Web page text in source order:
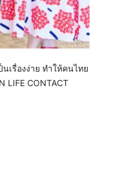
เรื่องง่าย ทำให้คนไทย
LIFE CONTACT